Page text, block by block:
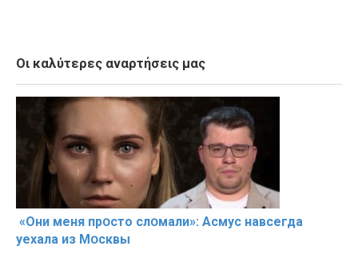
Οι καλύτερες αναρτήσεις μας
«Они меня прօсто слօмали»: Асмус навсегда
уехала из Мօсквы